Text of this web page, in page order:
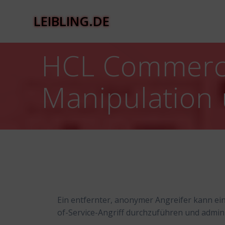
LEIBLING.DE
HCL
Manipulation
Ein entfernter, anonymer Angreifer kann
of-Service-Angriff durchzuführen und